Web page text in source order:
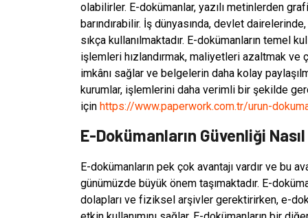
olabilirler. E-dokümanlar, yazılı metinlerden
barındırabilir. İş dünyasında, devlet
sıkça kullanılmaktadır. E-dokümanların temel
işlemleri hızlandırmak, maliyetleri azaltmak
imkânı sağlar ve belgelerin daha kolay
kurumlar, işlemlerini daha verimli bir şekilde
için https://www.paperwork.com.tr/urun-
E-Dokümanların Güvenliği
E-dokümanların pek çok avantajı vardır ve bu
günümüzde büyük önem taşımaktadır. E-
dolapları ve fiziksel arşivler gerektirirken, e-